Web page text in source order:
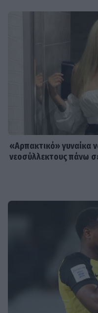
«Αρπακτικό» γυναίκα
νεοσύλλεκτους πάνω